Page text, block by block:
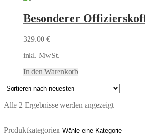
Besonderer
329,00 €
inkl. MwSt.
In den Warenkorb
Alle 2 Ergebnisse werden angezeigtNach
Produktkategorien